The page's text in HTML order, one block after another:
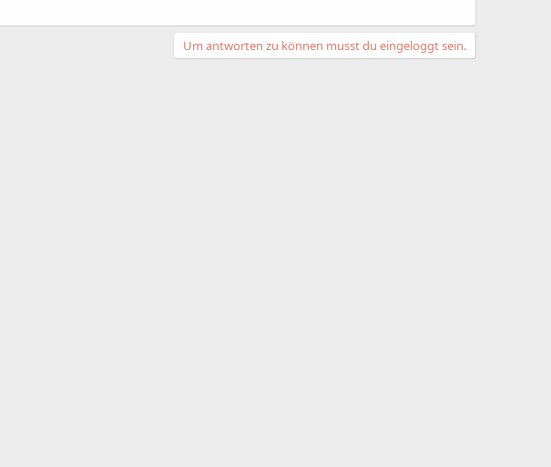
Um antworten zu können musst du eingeloggt sein.